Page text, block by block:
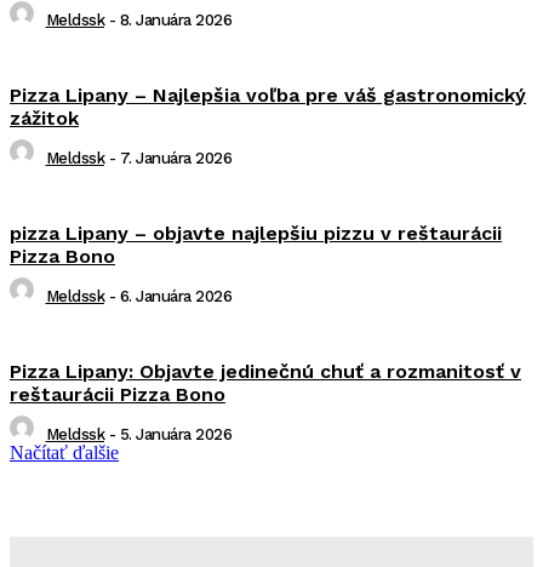
Meldssk - 8. Januára 2026
Pizza Lipany – Najlepšia voľba pre váš gastronomický
zážitok
Meldssk - 7. Januára 2026
pizza Lipany – objavte najlepšiu pizzu v reštaurácii
Pizza Bono
Meldssk - 6. Januára 2026
Pizza Lipany: Objavte jedinečnú chuť a rozmanitosť v
reštaurácii Pizza Bono
Meldssk - 5. Januára 2026
Načítať ďalšie